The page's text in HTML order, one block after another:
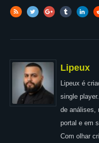
Lipeux
Lipeux é
single
de análises,
portal e em
Com olhar